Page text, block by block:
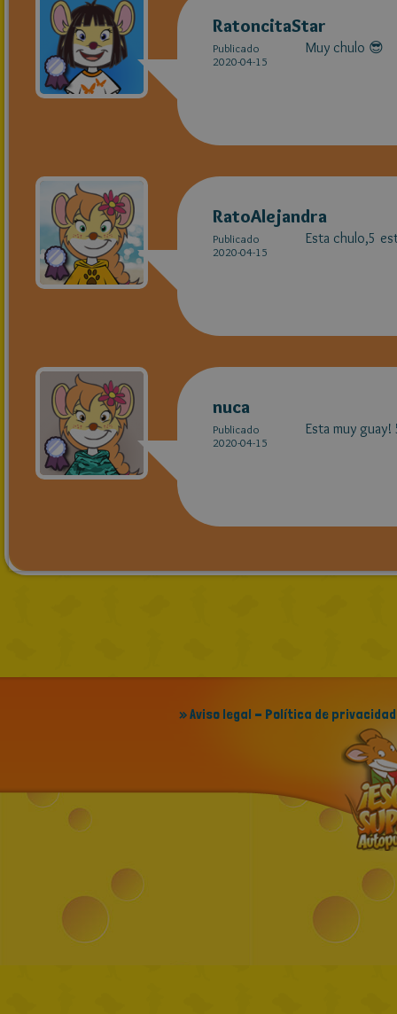
RatoncitaStar
Publicado
2020-04-15
Muy chulo 😎
RatoAlejandra
Publicado
2020-04-15
Esta chulo,5
nuca
Publicado
2020-04-15
Esta muy
» Aviso legal - Política de privacidad